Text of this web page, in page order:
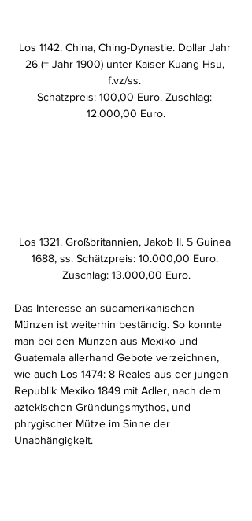
Los 1142. China, Ching-Dynastie. Dollar Jahr
26 (= Jahr 1900) unter Kaiser Kuang Hsu,
f.vz/ss.
Schätzpreis: 100,00 Euro. Zuschlag:
12.000,00 Euro.
Los 1321. Großbritannien, Jakob II. 5 Guinea
1688, ss. Schätzpreis: 10.000,00 Euro.
Zuschlag: 13.000,00 Euro.
Das Interesse an südamerikanischen
Münzen ist weiterhin beständig. So konnte
man bei den Münzen aus Mexiko und
Guatemala allerhand Gebote verzeichnen,
wie auch Los 1474: 8 Reales aus der jungen
Republik Mexiko 1849 mit Adler, nach dem
aztekischen Gründungsmythos, und
phrygischer Mütze im Sinne der
Unabhängigkeit.